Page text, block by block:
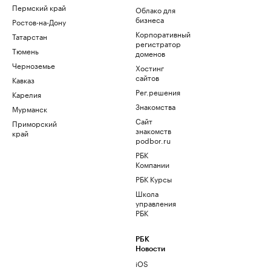
Пермский край
Ростов-на-Дону
Татарстан
Тюмень
Черноземье
Кавказ
Карелия
Мурманск
Приморский
край
Облако для
бизнеса
Корпоративный
регистратор
доменов
Хостинг
сайтов
Рег.решения
Знакомства
Сайт
знакомств
podbor.ru
РБК
Компании
РБК Курсы
Школа
управления
РБК
РБК
Новости
iOS